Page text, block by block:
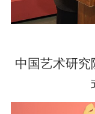
中国艺术研